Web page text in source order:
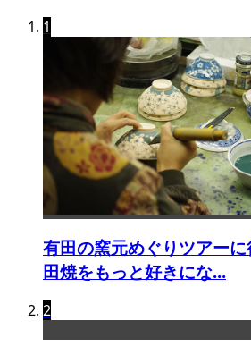
1
有田の窯元めぐりツアー
田焼をもっと好きにな...
2